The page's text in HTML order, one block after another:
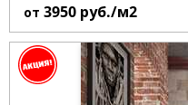
от 3950 руб./м2